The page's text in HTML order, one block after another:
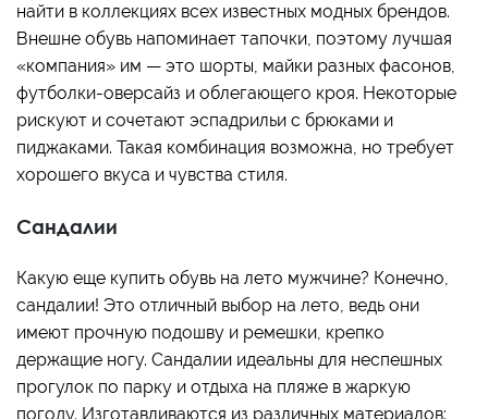
найти в коллекциях всех известных модных брендов.
Внешне обувь напоминает тапочки, поэтому лучшая
«компания» им — это шорты, майки разных фасонов,
футболки-оверсайз и облегающего кроя. Некоторые
рискуют и сочетают эспадрильи с брюками и
пиджаками. Такая комбинация возможна, но требует
хорошего вкуса и чувства стиля.
Сандалии
Какую еще купить обувь на лето мужчине? Конечно,
сандалии! Это отличный выбор на лето, ведь они
имеют прочную подошву и ремешки, крепко
держащие ногу. Сандалии идеальны для неспешных
прогулок по парку и отдыха на пляже в жаркую
погоду. Изготавливаются из различных материалов: